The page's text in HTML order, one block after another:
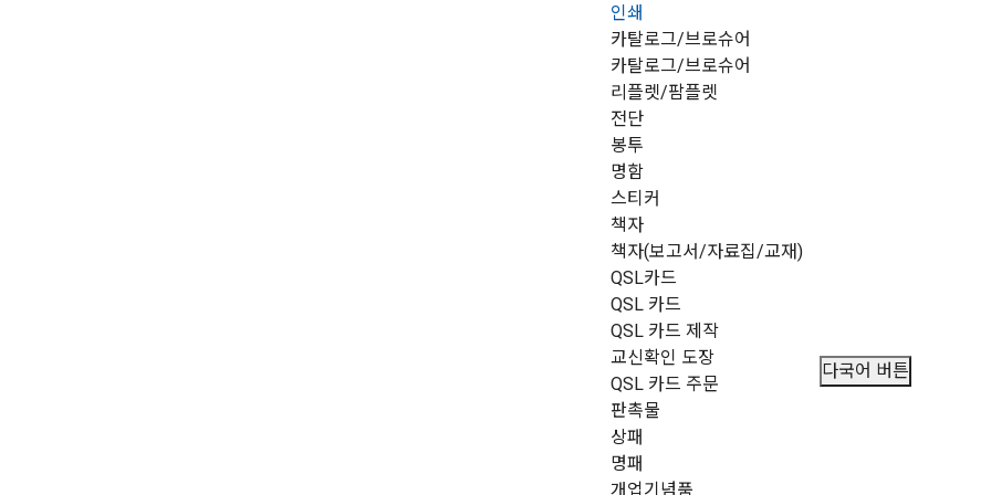
인쇄
카탈로그/브로슈어
카탈로그/브로슈어
리플렛/팜플렛
전단
봉투
명함
스티커
책자
책자(보고서/자료집/교재)
QSL카드
QSL 카드
QSL 카드 제작
교신확인 도장
QSL 카드 주문
판촉물
상패
명패
개업기념품
다국어 버튼